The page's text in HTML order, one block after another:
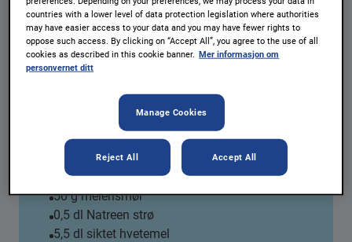
Boller
Porsjoner:12 boller
Deilige sukkerfrie boller
Ingredienser
2,5 dl melk
50 g meierismør
0,5 dl Natreen strø
5,5 dl siktet hvetemel
countries with a lower level of data protection legislation where authorities
may have easier access to your data and you may have fewer rights to
oppose such access. By clicking on “Accept All”, you agree to the use of all
cookies as described in this cookie banner. Mer informasjon om
personvernet ditt
Manage Cookies
Reject All Accept All